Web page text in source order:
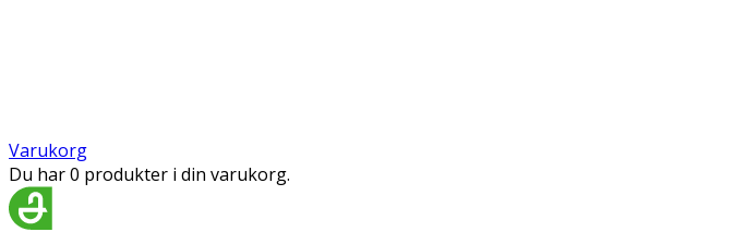
Varukorg
Du har 0 produkter i din varukorg.